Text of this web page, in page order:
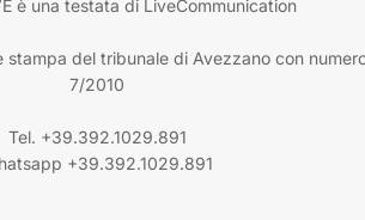
è una testata di LiveCommunication
stampa del tribunale di Avezzano con
7/2010
Tel. +39.392.1029.891
+39.392.1029.891